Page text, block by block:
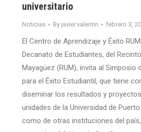
universitario
Noticias By javier.valentin febrero 3,
El Centro de Aprendizaje y Éxito
Decanato de Estudiantes, del
Mayagüez (RUM), invita al Simposio
para el Éxito Estudiantil, que tiene
diseminar los resultados y
unidades de la Universidad de
como de otras instituciones del